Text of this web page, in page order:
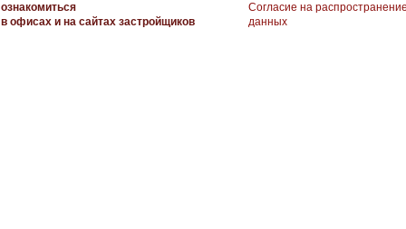
ознакомиться
в офисах и на сайтах застройщиков
Согласие на
данных